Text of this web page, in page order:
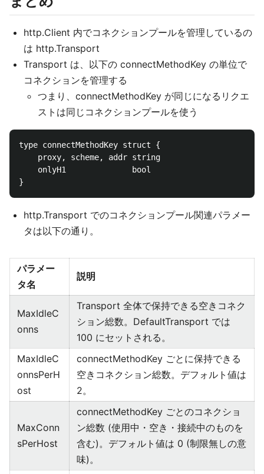
http.Client 内でコネクションプールを管理しているの
は http.Transport
Transport は、以下の connectMethodKey の単位で
コネクションを管理する
つまり、connectMethodKey が同じになるリクエ
ストは同じコネクションプールを使う
type connectMethodKey struct {
    proxy, scheme, addr string
    onlyH1              bool
http.Transport でのコネクションプール関連パラメー
タは以下の通り。
パラメー
タ名
説明
MaxIdleC
onns
Transport 全体で保持できる空きコネク
ション総数。DefaultTransport では
100 にセットされる。
MaxIdleC
onnsPerH
ost
connectMethodKey ごとに保持できる
空きコネクション総数。デフォルト値は
2。
MaxConn
sPerHost
connectMethodKey ごとのコネクショ
ン総数 (使用中・空き・接続中のものを
含む)。デフォルト値は 0 (制限無しの意
味)。